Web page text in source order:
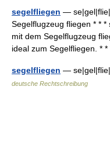
segelfliegen —
Segelflugzeug fliegen * *
mit dem Segelflugzeug
ideal zum Segelfliegen.
segelfliegen —
deutsche Rechtschreibung